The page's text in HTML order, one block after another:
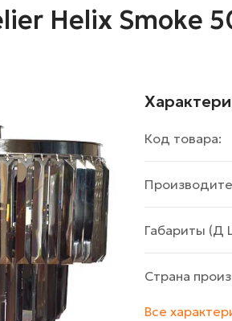
Helix Smoke
Код товара:
Габариты (Д
Страна
Все